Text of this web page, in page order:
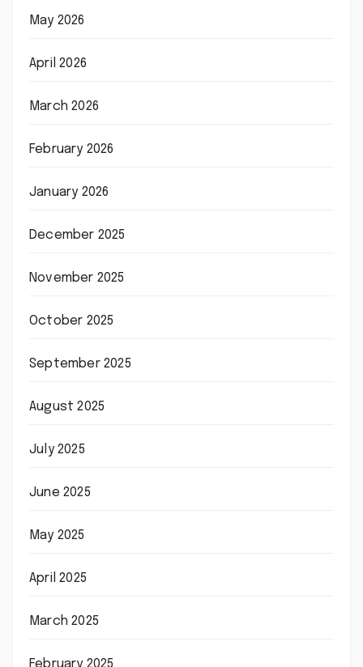
May 2026
April 2026
March 2026
February 2026
January 2026
December 2025
November 2025
October 2025
September 2025
August 2025
July 2025
June 2025
May 2025
April 2025
March 2025
February 2025